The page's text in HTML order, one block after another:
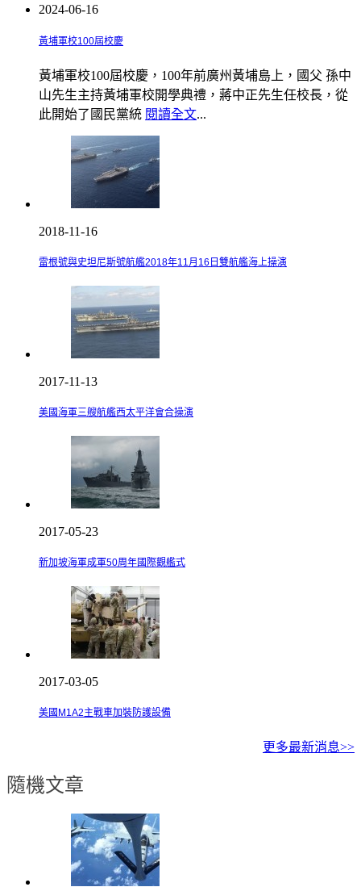
2024-06-16
黃埔軍校100屆校慶
黃埔軍校100屆校慶，100年前廣州黃埔島上，國父 孫中
山先生主持黃埔軍校開學典禮，蔣中正先生任校長，從
此開始了國民黨統 閱讀全文...
2018-11-16
雷根號與史坦尼斯號航艦2018年11月16日雙航艦海上操演
2017-11-13
美國海軍三艘航艦西太平洋會合操演
2017-05-23
新加坡海軍成軍50周年國際觀艦式
2017-03-05
美國M1A2主戰車加裝防護設備
更多最新消息>>
隨機文章